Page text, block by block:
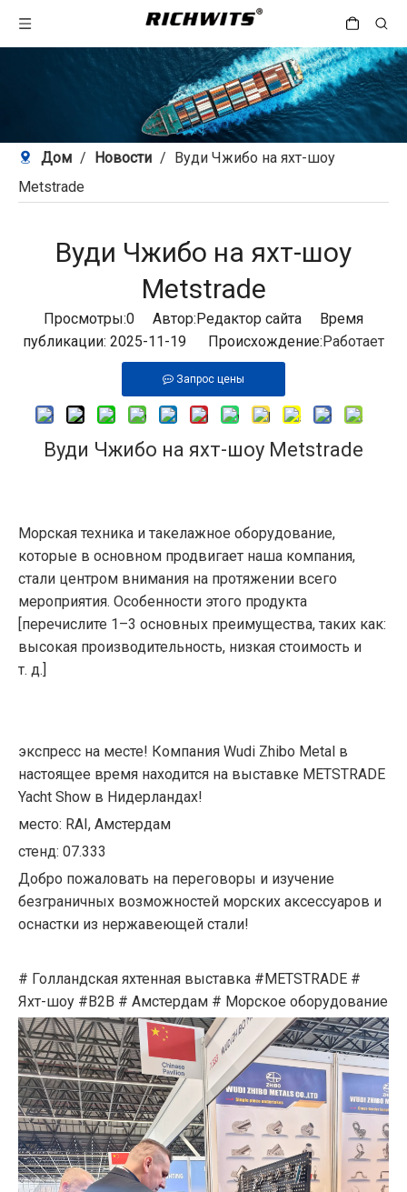
Дом / Новости / Вуди Чжибо на яхт-шоу
Metstrade
Вуди Чжибо на яхт-шоу
Metstrade
Просмотры:0 Автор:Pедактор сайта Время
публикации: 2025-11-19 Происхождение:Работает
Запрос цены
Вуди Чжибо на яхт-шоу Metstrade
Морская техника и такелажное оборудование,
которые в основном продвигает наша компания,
стали центром внимания на протяжении всего
мероприятия. Особенности этого продукта
[перечислите 1–3 основных преимущества, таких как:
высокая производительность, низкая стоимость и
т. д.]
экспресс на месте! Компания Wudi Zhibo Metal в
настоящее время находится на выставке METSTRADE
Yacht Show в Нидерландах!
место: RAI, Амстердам
стенд: 07.333
Добро пожаловать на переговоры и изучение
безграничных возможностей морских аксессуаров и
оснастки из нержавеющей стали!
# Голландская яхтенная выставка #METSTRADE #
Яхт-шоу #B2B # Амстердам # Морское оборудование